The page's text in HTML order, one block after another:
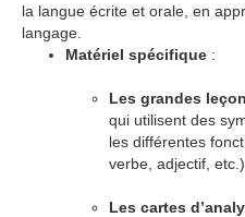
la langue écrite et orale, en
langage.
Matériel spécifique :
Les grandes
qui utilisent des
les différentes
verbe, adjectif, etc.).
Les cartes